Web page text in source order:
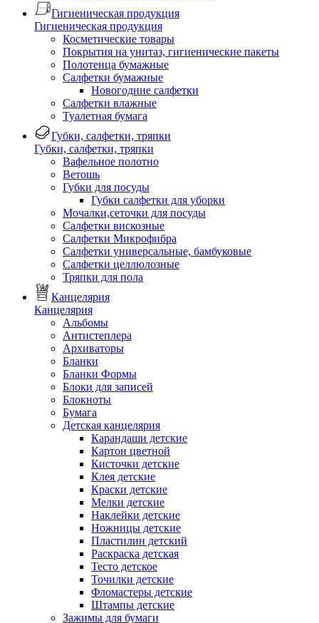
Гигиеническая продукция
Гигиеническая продукция
Косметические товары
Покрытия на унитаз, гигиенические пакеты
Полотенца бумажные
Салфетки бумажные
Новогодние салфетки
Салфетки влажные
Туалетная бумага
Губки, салфетки, тряпки
Губки, салфетки, тряпки
Вафельное полотно
Ветошь
Губки для посуды
Губки салфетки для уборки
Мочалки,сеточки для посуды
Салфетки вискозные
Салфетки Микрофибра
Салфетки универсальные, бамбуковые
Салфетки целлюлозные
Тряпки для пола
Канцелярия
Канцелярия
Альбомы
Антистеплера
Архиваторы
Бланки
Бланки Формы
Блоки для записей
Блокноты
Бумага
Детская канцелярия
Карандаши детские
Картон цветной
Кисточки детские
Клея детские
Краски детские
Мелки детские
Наклейки детские
Ножницы детские
Пластилин детский
Раскраска детская
Тесто детское
Точилки детские
Фломастеры детские
Штампы детские
Зажимы для бумаги